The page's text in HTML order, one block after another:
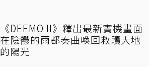
《DEEMO II》釋出最新實機畫面
在陰鬱的雨都奏曲喚回救贖大地
的陽光